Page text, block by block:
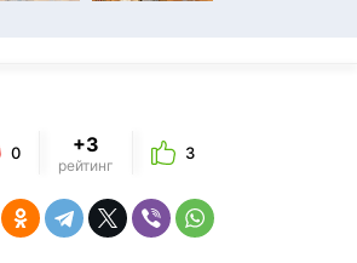
0 +3
рейтинг
3